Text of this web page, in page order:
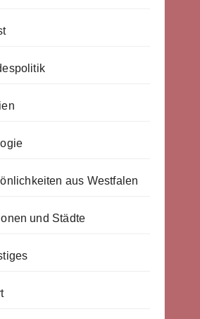
aus Westfalen
und Städte